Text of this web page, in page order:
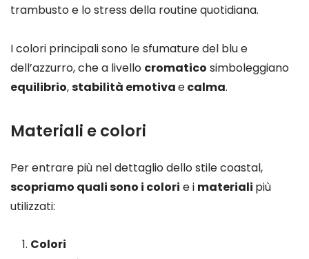
trambusto e lo stress della routine quotidiana.
I colori principali sono le sfumature del blu e
dell’azzurro, che a livello cromatico simboleggiano
equilibrio,stabilità emotivaecalma.
Materiali e colori
Per entrare più nel dettaglio dello stile coastal,
scopriamo quali sono i colori e i materiali più
utilizzati:
Colori